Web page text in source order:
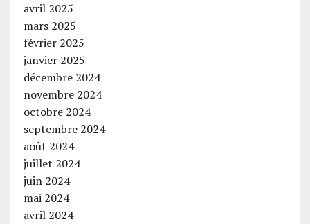
avril 2025
mars 2025
février 2025
janvier 2025
décembre 2024
novembre 2024
octobre 2024
septembre 2024
août 2024
juillet 2024
juin 2024
mai 2024
avril 2024